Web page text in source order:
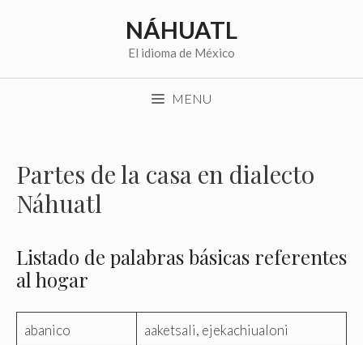
NÁHUATL
El idioma de México
MENU
Partes de la casa en dialecto
Náhuatl
Listado de palabras básicas referentes
al hogar
abanico aaketsali, ejekachiualoni